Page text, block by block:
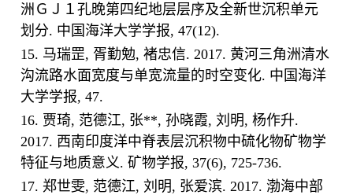
洲ＧＪ１孔晚第四纪地层层序及全新世沉积单元
划分. 中国海洋大学学报, 47(12).
15. 马瑞罡, 胥勤勉, 褚忠信. 2017. 黄河三角洲清水
沟流路水面宽度与单宽流量的时空变化. 中国海洋
大学学报, 47.
16. 贾琦, 范德江, 张**, 孙晓霞, 刘明, 杨作升.
2017. 西南印度洋中脊表层沉积物中硫化物矿物学
特征与地质意义. 矿物学报, 37(6), 725-736.
17. 郑世雯, 范德江, 刘明, 张爱滨. 2017. 渤海中部